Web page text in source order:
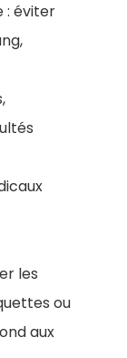
: éviter
les
ou
aux